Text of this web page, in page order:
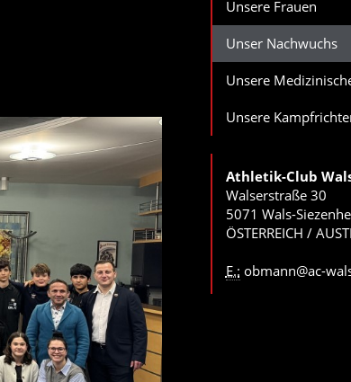
Unsere Frauen
Unser Nachwuchs
Unsere
Unsere
Athletik-Club
Walserstraße 30
5071 Wals-
ÖSTERREICH /
E.: obmann@ac-